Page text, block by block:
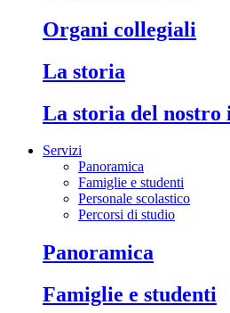
Organi collegiali
La storia
La storia del nostro
Servizi
Panoramica
Famiglie e studenti
Personale scolastico
Percorsi di studio
Panoramica
Famiglie e studenti